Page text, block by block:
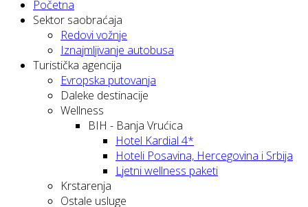
Početna
Sektor saobraćaja
Redovi vožnje
Iznajmljivanje autobusa
Turistička agencija
Evropska putovanja
Daleke destinacije
Wellness
BIH - Banja Vrućica
Hotel Kardial 4*
Hoteli Posavina, Hercegovina i Srbija
Ljetni wellness paketi
Krstarenja
Ostale usluge